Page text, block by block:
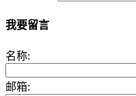
我要留言
名称:
邮箱: